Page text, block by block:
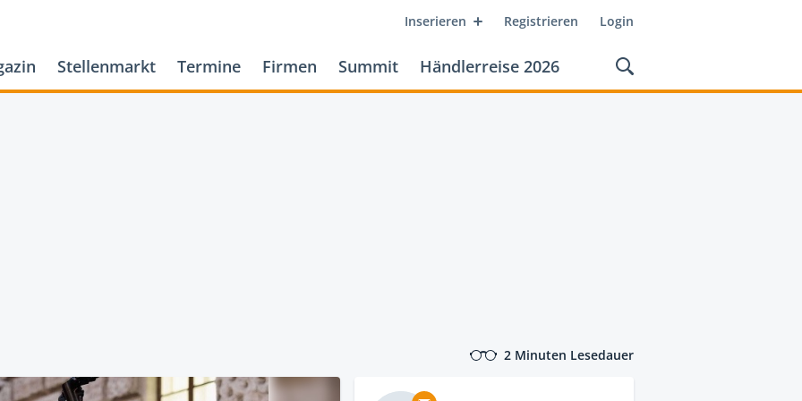
Inserieren Registrieren Login
Stellenmarkt Termine Firmen Summit Händlerreise 2026
2 Minuten Lesedauer